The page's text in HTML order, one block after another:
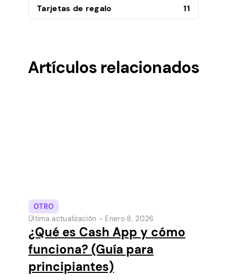
Tarjetas de regalo
11
Artículos relacionados
OTRO
Última actualización - Enero 8, 2026
¿Qué es Cash App y cómo
funciona? (Guía para
principiantes)